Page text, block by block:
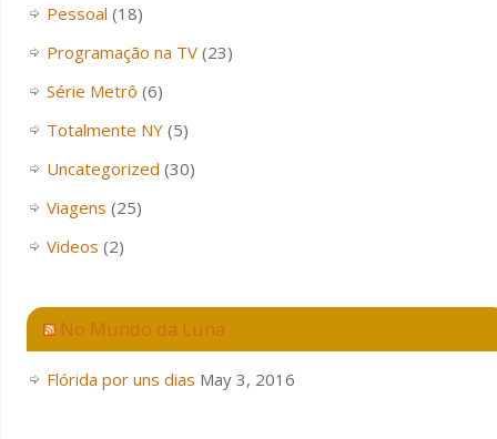
Pessoal (18)
Programação na TV(23)
Série Metrô (6)
Totalmente NY(5)
Uncategorized (30)
Viagens (25)
Videos (2)
No Mundo da Luna
Flórida por uns dias May 3, 2016